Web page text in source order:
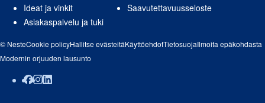
Ideat ja vinkit
Asiakaspalvelu ja tuki
Saavutettavuusseloste
© NesteCookie policyHallitse evästeitäKäyttöehdotTietosuojaIlmoita epäkohdasta
Modernin orjuuden lausunto